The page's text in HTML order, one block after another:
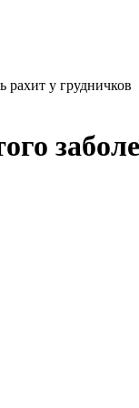
рахит у грудничков